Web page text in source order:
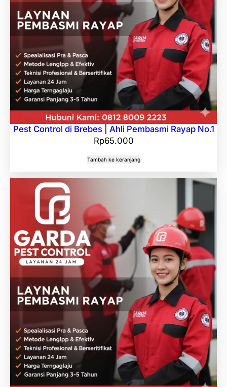
Pest Control di Brebes | Ahli Pembasmi Rayap No.1
Rp65.000
Tambah ke keranjang